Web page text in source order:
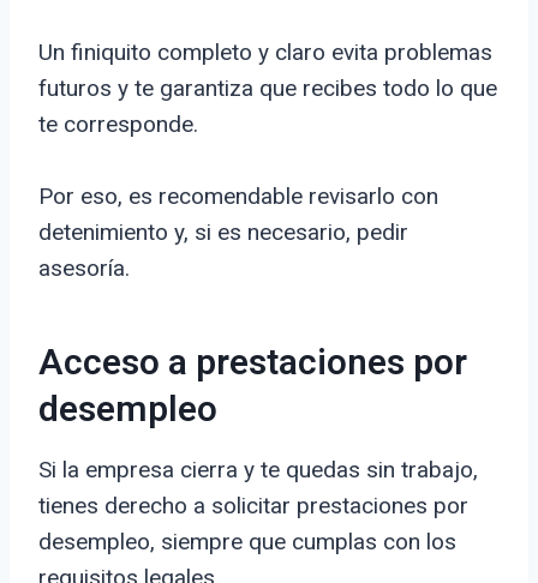
Un finiquito completo y claro evita problemas
futuros y te garantiza que recibes todo lo que
te corresponde.
Por eso, es recomendable revisarlo con
detenimiento y, si es necesario, pedir
asesoría.
Acceso a prestaciones por
desempleo
Si la empresa cierra y te quedas sin trabajo,
tienes derecho a solicitar prestaciones por
desempleo, siempre que cumplas con los